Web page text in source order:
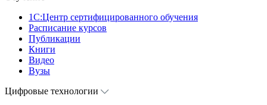
1С:Центр сертифицированного обучения
Расписание курсов
Публикации
Книги
Видео
Вузы
Цифровые технологии